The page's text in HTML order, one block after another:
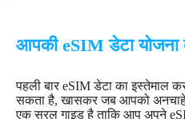
आपकी eSIM डेटा योजना
पहली बार eSIM डेटा का इस्तेमाल
सकता है, खासकर जब आपको अनचाहे
एक सरल गाइड है ताकि आप अपने